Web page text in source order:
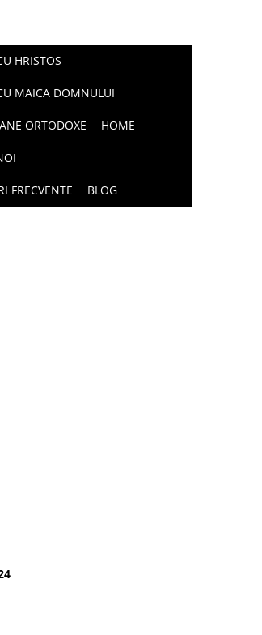
HRISTOS
MAICA DOMNULUI
ORTODOXE HOME
FRECVENTE BLOG